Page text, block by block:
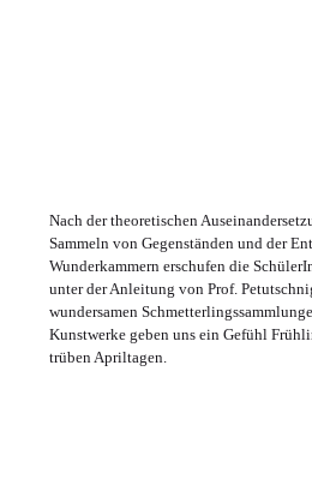
Nach der theoretischen
Sammeln von Gegenständen und der
Wunderkammern erschufen die
unter der Anleitung von Prof.
wundersamen
Kunstwerke geben uns ein Gefühl
trüben Apriltagen.